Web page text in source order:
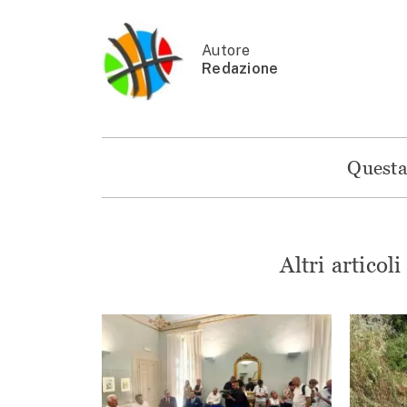
Autore
Redazione
Altri articoli